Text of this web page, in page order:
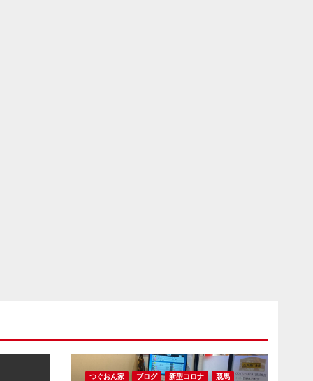
つぐおん家 ブログ 新型コロナ 競馬